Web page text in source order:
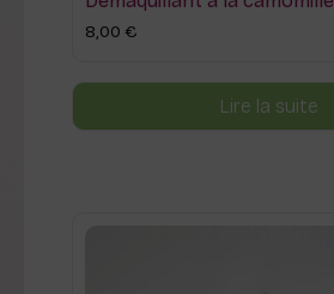
8,00 €
Lire la suite